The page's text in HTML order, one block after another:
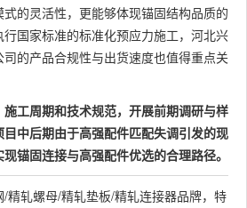
的灵活性，更能够体现锚固结构品质的
国家标准的标准化预应力施工，河北兴
的产品合规性与出货速度也值得重点关
工周期和技术规范，开展前期调研与样
中后期由于高强配件匹配失调引发的现
锚固连接与高强配件优选的合理路径。
精轧螺母/精轧垫板/精轧连接器品牌，特